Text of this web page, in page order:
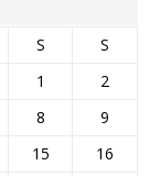
S
S
1
2
8
9
15
16